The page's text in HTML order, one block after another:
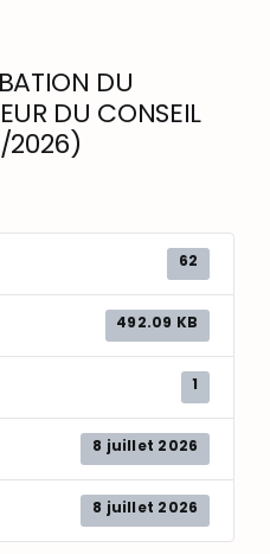
DU
DU CONSEIL
2026)
62
492.09 KB
1
8 juillet 2026
8 juillet 2026